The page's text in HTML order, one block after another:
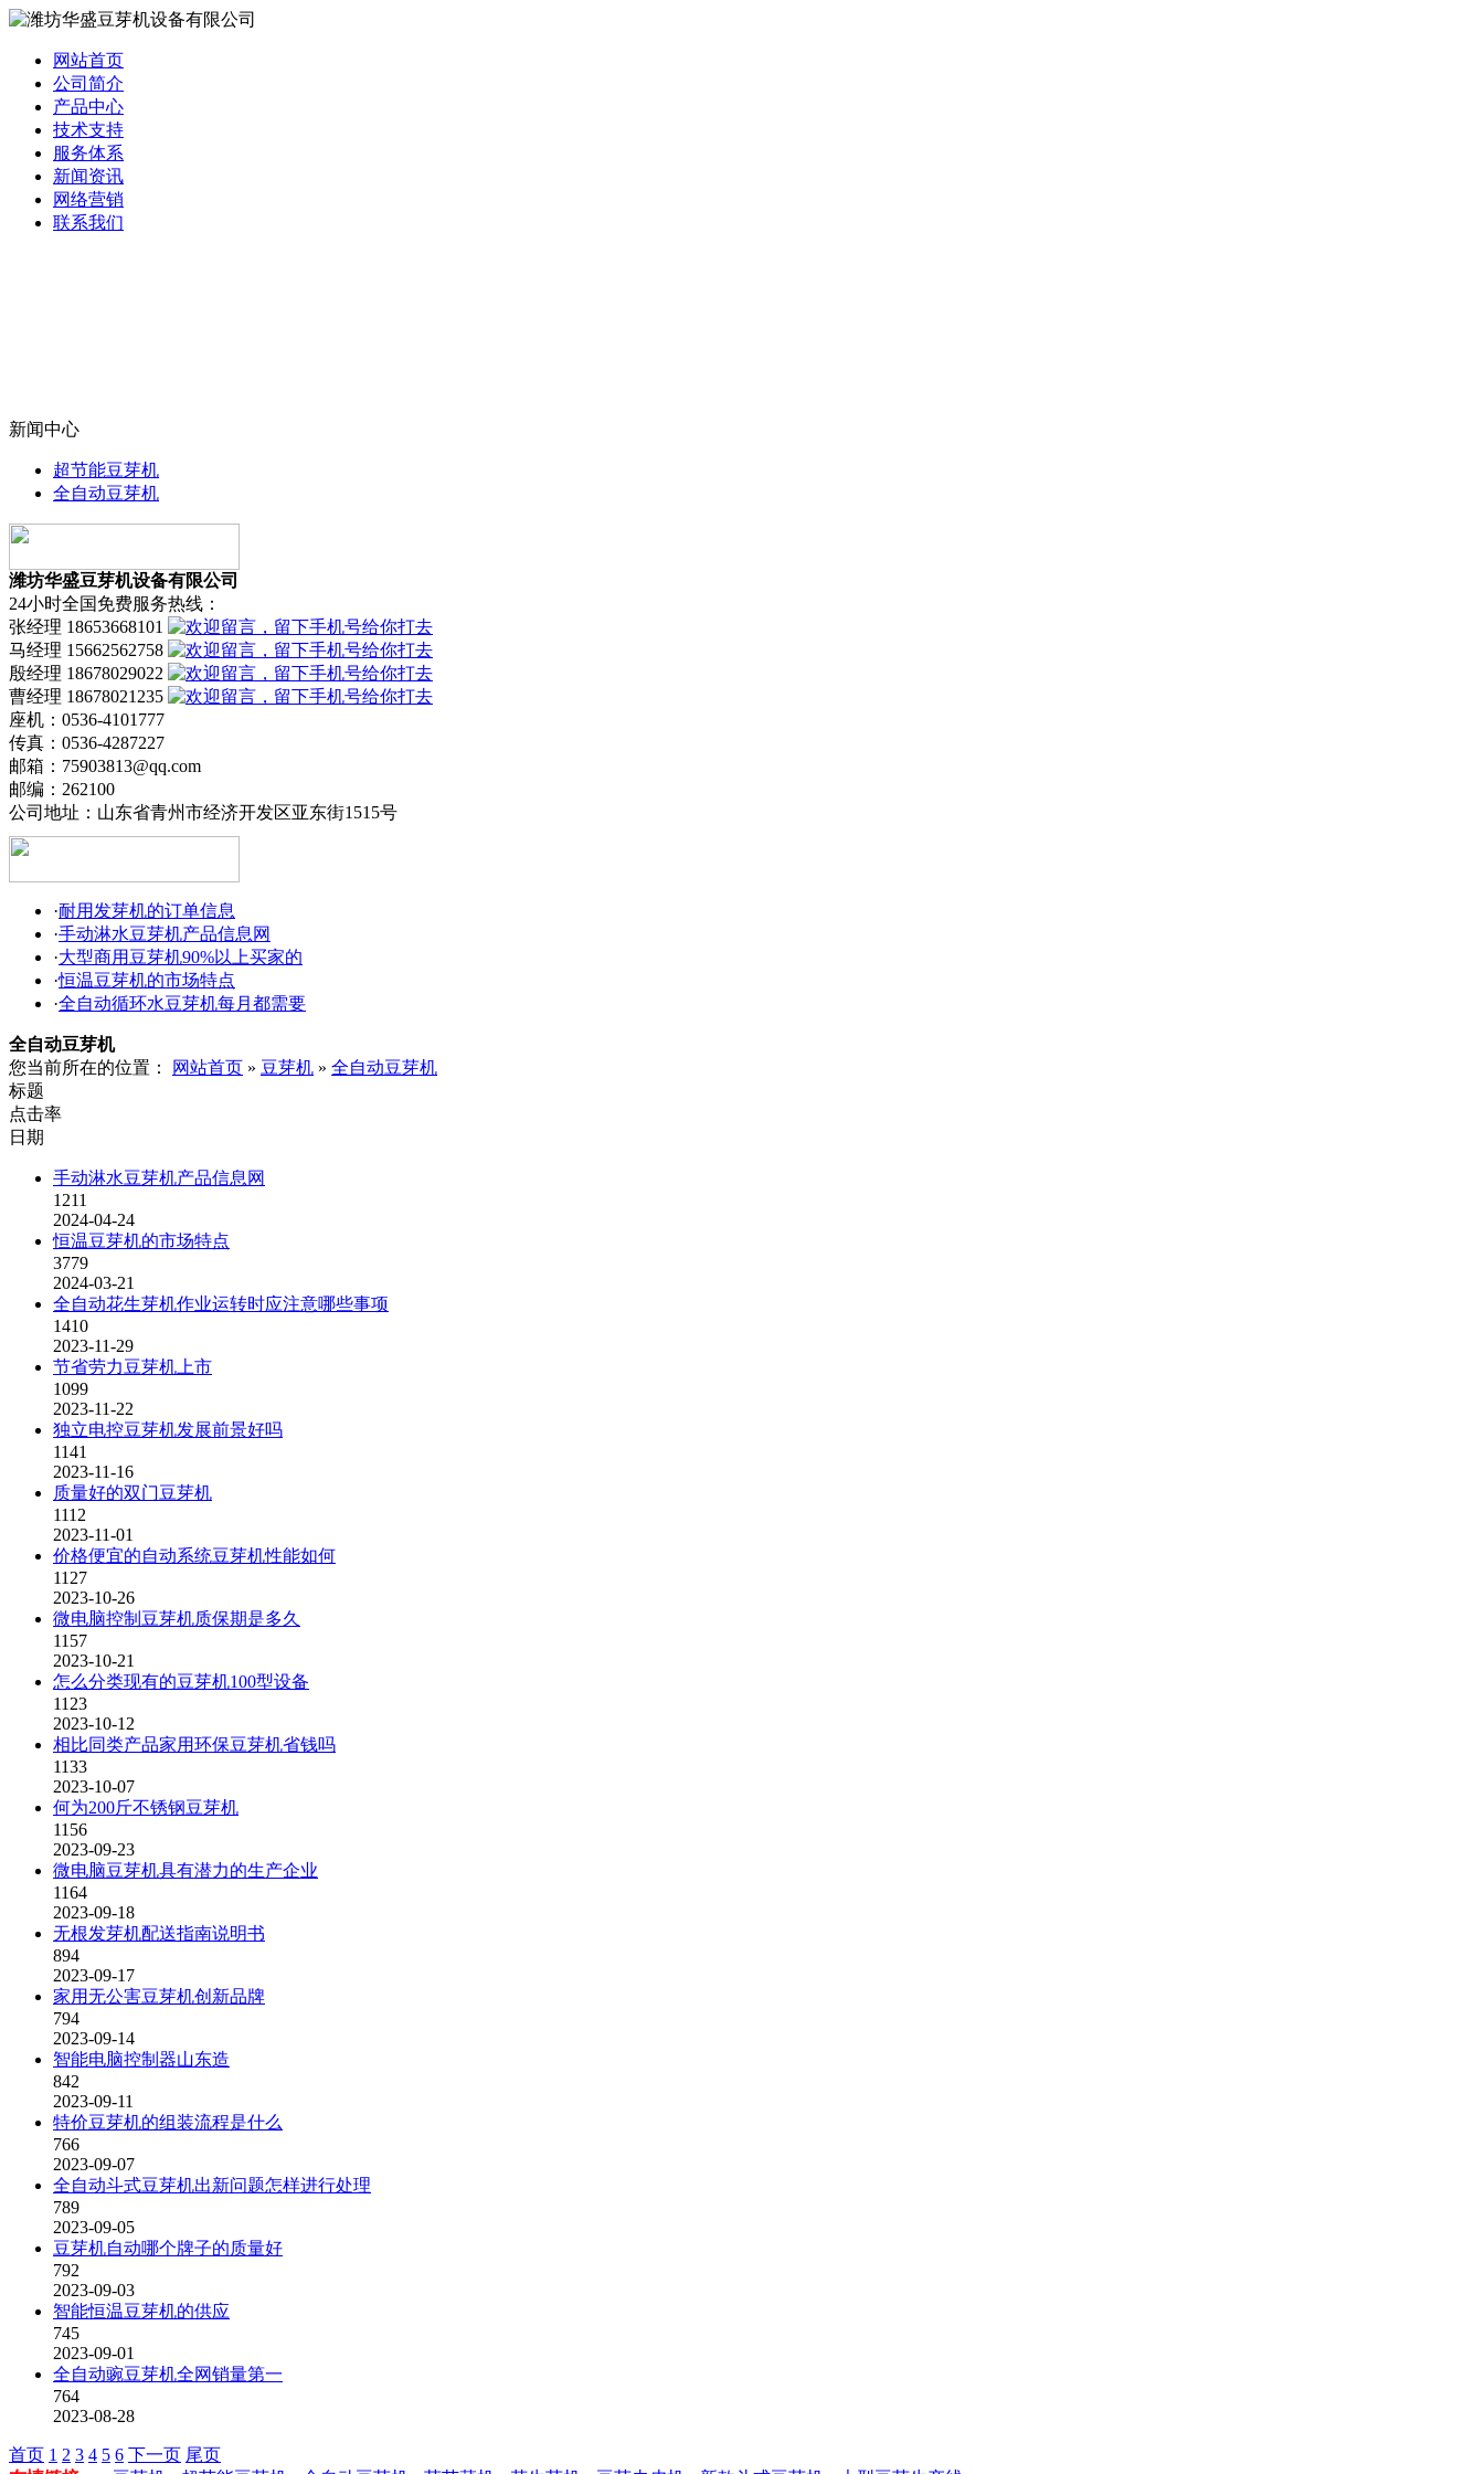
网站首页
公司简介
产品中心
技术支持
服务体系
新闻资讯
网络营销
联系我们
新闻中心
超节能豆芽机
全自动豆芽机
潍坊华盛豆芽机设备有限公司
24小时全国免费服务热线：
张经理 18653668101
马经理 15662562758
殷经理 18678029022
曹经理 18678021235
座机：0536-4101777
传真：0536-4287227
邮箱：75903813@qq.com
邮编：262100
公司地址：山东省青州市经济开发区亚东街1515号
·耐用发芽机的订单信息
·手动淋水豆芽机产品信息网
·大型商用豆芽机90%以上买家的
·恒温豆芽机的市场特点
·全自动循环水豆芽机每月都需要
全自动豆芽机
您当前所在的位置：
网站首页 » 豆芽机 » 全自动豆芽机
标题
点击率
日期
手动淋水豆芽机产品信息网
1211
2024-04-24
恒温豆芽机的市场特点
3779
2024-03-21
全自动花生芽机作业运转时应注意哪些事项
1410
2023-11-29
节省劳力豆芽机上市
1099
2023-11-22
独立电控豆芽机发展前景好吗
1141
2023-11-16
质量好的双门豆芽机
1112
2023-11-01
价格便宜的自动系统豆芽机性能如何
1127
2023-10-26
微电脑控制豆芽机质保期是多久
1157
2023-10-21
怎么分类现有的豆芽机100型设备
1123
2023-10-12
相比同类产品家用环保豆芽机省钱吗
1133
2023-10-07
何为200斤不锈钢豆芽机
1156
2023-09-23
微电脑豆芽机具有潜力的生产企业
1164
2023-09-18
无根发芽机配送指南说明书
894
2023-09-17
家用无公害豆芽机创新品牌
794
2023-09-14
智能电脑控制器山东造
842
2023-09-11
特价豆芽机的组装流程是什么
766
2023-09-07
全自动斗式豆芽机出新问题怎样进行处理
789
2023-09-05
豆芽机自动哪个牌子的质量好
792
2023-09-03
智能恒温豆芽机的供应
745
2023-09-01
全自动豌豆芽机全网销量第一
764
2023-08-28
首页 1 2 3 4 5 6 下一页 尾页